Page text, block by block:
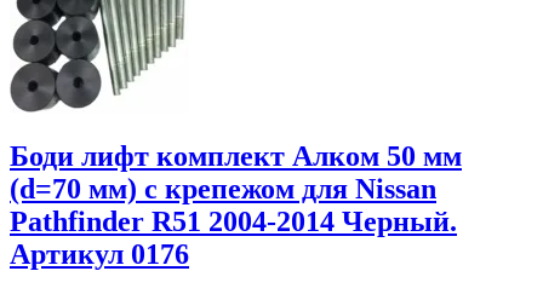
Боди лифт комплект Алком 50 мм
(d=70 мм) с крепежом для Nissan
Pathfinder R51 2004-2014 Черный.
Артикул 0176